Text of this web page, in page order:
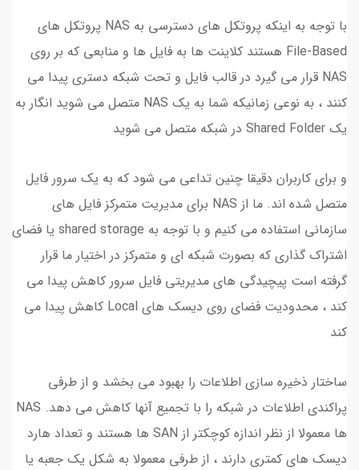
با توجه به اینکه پروتکل های دسترسی به NAS پروتکل های
File-Based هستند کلاینت ها به فایل ها و منابعی که بر روی
NAS قرار می گیرد در قالب فایل و تحت شبکه دستری پیدا می
کنند ، به نوعی زمانیکه شما به یک NAS متصل می شوید انگار به
یک Shared Folder در شبکه متصل می شوید
و برای کاربران دقیقا چنین تداعی می شود که به یک سرور فایل
متصل شده اند. ما از NAS برای مدیریت متمرکز فایل های
سازمانی استفاده می کنیم و با توجه به shared storage یا فضای
اشتراک گذاری که بصورت شبکه ای و متمرکز در اختیار ما قرار
گرفته است پیچیدگی های مدیریتی فایل سرور کاهش پیدا می
کند ، محدودیت فضای روی دیسک های Local کاهش پیدا می
کند
ساختار ذخیره سازی اطلاعات را بهبود می بخشد و از طرفی
پراکندی اطلاعات در شبکه را با تجمیع آنها کاهش می دهد. NAS
ها معمولا از نظر اندازه کوچکتر از SAN ها هستند و تعداد هارد
دیسک های کمتری دارند ، از طرفی معمولا به شکل یک جعبه یا